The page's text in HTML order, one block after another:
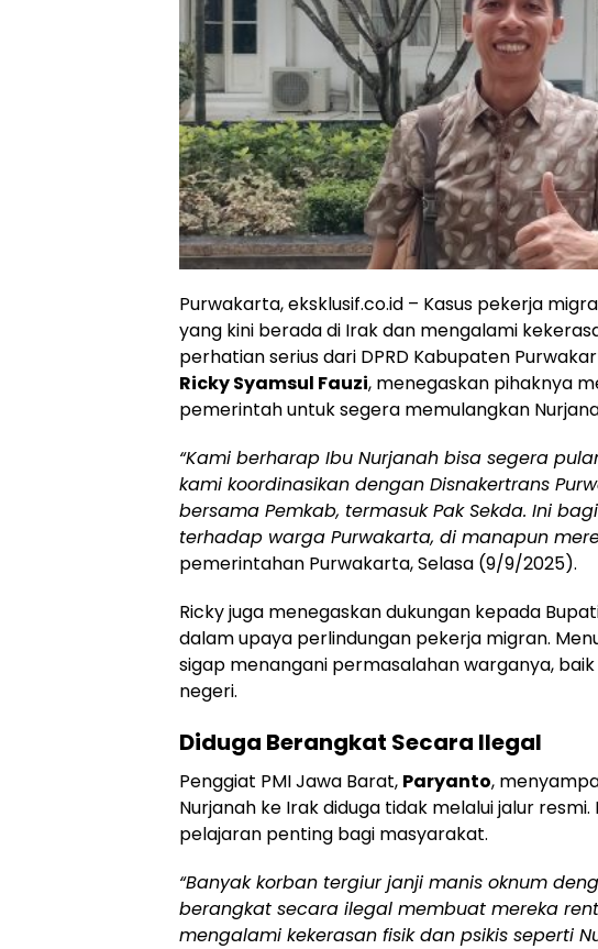
Purwakarta, eksklusif.co.id – Kasus pekerja
yang kini berada di Irak dan mengalami
perhatian serius dari DPRD Kabupaten
Ricky Syamsul Fauzi, menegaskan pihaknya
pemerintah untuk segera memulangkan
“Kami berharap Ibu Nurjanah bisa segera
kami koordinasikan dengan Disnakertrans
bersama Pemkab, termasuk Pak Sekda. Ini
terhadap warga Purwakarta, di manapun
pemerintahan Purwakarta, Selasa (9/9/2025).
Ricky juga menegaskan dukungan kepada
dalam upaya perlindungan pekerja migran.
sigap menangani permasalahan warganya,
negeri.
Diduga Berangkat Secara Ilegal
Penggiat PMI Jawa Barat, Paryanto,
Nurjanah ke Irak diduga tidak melalui jalur
pelajaran penting bagi masyarakat.
“Banyak korban tergiur janji manis oknum
berangkat secara ilegal membuat mereka
mengalami kekerasan fisik dan psikis seperti